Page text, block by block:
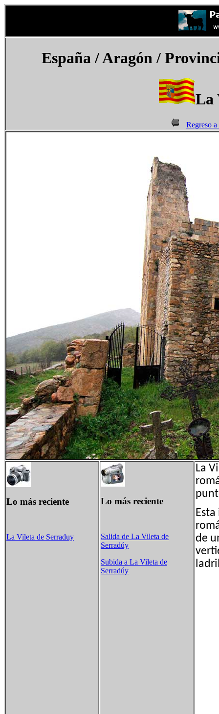
España/ Aragón /
La
Regreso
Lo más reciente
La Vileta de Serraduy
Lo más reciente
Salida de La Vileta de
Serradúy
Subida a La Vileta de
Serradúy
La
de